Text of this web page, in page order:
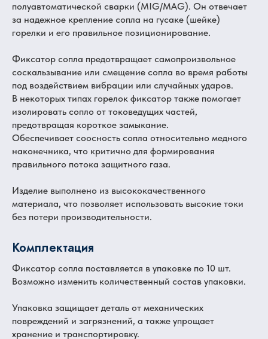
полуавтоматической сварки (MIG/MAG). Он отвечает
за надежное крепление сопла на гусаке (шейке)
горелки и его правильное позиционирование.
Фиксатор сопла предотвращает самопроизвольное
соскальзывание или смещение сопла во время работы
под воздействием вибрации или случайных ударов.
В некоторых типах горелок фиксатор также помогает
изолировать сопло от токоведущих частей,
предотвращая короткое замыкание.
Обеспечивает соосность сопла относительно медного
наконечника, что критично для формирования
правильного потока защитного газа.
Изделие выполнено из высококачественного
материала, что позволяет использовать высокие токи
без потери производительности.
Комплектация
Фиксатор сопла поставляется в упаковке по 10 шт.
Возможно изменить количественный состав упаковки.
Упаковка защищает деталь от механических
повреждений и загрязнений, а также упрощает
хранение и транспортировку.